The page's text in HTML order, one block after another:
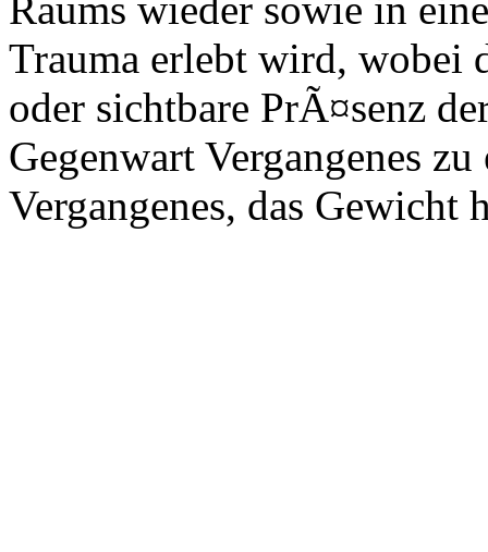
Trauma erlebt wird, wobei
oder sichtbare PrÃ¤senz
Gegenwart Vergangenes
Vergangenes, das